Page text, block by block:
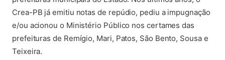
Crea-PB já emitiu notas de repúdio, pediu a impugnação
e/ou acionou o Ministério Público nos certames das
prefeituras de Remígio, Mari, Patos, São Bento, Sousa e
Teixeira.